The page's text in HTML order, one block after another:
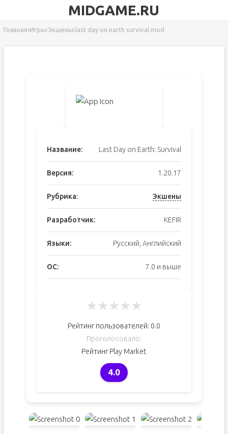
MIDGAME.RU
Главная›Игры›Экшены› last day on earth survival mod
Название: Last Day on Earth: Survival
Версия: 1.20.17
Рубрика: Экшены
Разработчик: KEFIR
Языки: Русский, Английский
ОС: 7.0 и выше
★★★★★
Рейтинг пользователей: 0.0
Проголосовало:
Рейтинг Play Market
4.0